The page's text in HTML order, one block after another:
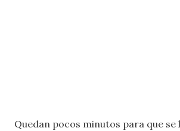
Quedan pocos minutos para que se